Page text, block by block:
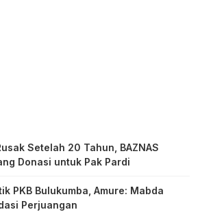
Setelah 20 Tahun, BAZNAS
Donasi untuk Pak Pardi
PKB Bulukumba, Amure: Mabda
Perjuangan